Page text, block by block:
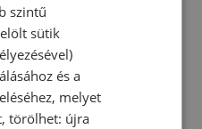
szintű
sütik
és a
melyet
törölhet: újra